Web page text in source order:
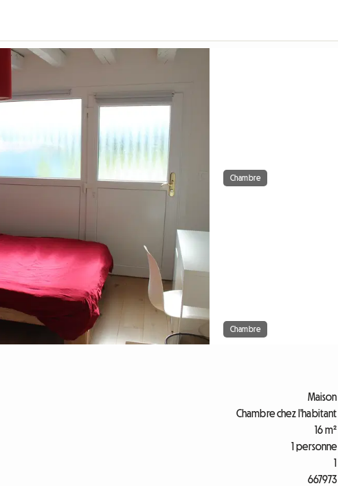
Chambre
Chambre
Maison
Chambre chez l'habitant
16 m²
1 personne
1
667973